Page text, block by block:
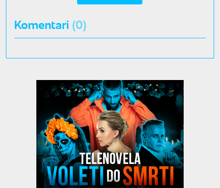
Komentari (0)